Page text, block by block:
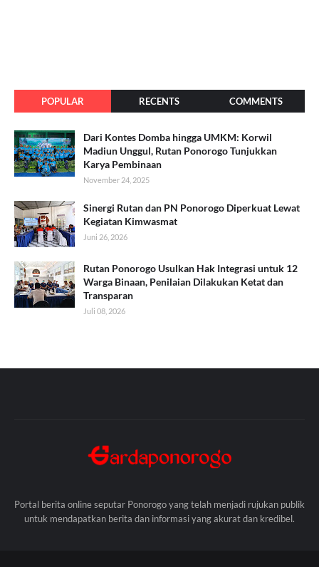
POPULAR RECENTS COMMENTS
Dari Kontes Domba hingga UMKM: Korwil
Madiun Unggul, Rutan Ponorogo Tunjukkan
Karya Pembinaan
November 24, 2025
Sinergi Rutan dan PN Ponorogo Diperkuat Lewat
Kegiatan Kimwasmat
Juni 26, 2026
Rutan Ponorogo Usulkan Hak Integrasi untuk 12
Warga Binaan, Penilaian Dilakukan Ketat dan
Transparan
Juli 08, 2026
Portal berita online seputar Ponorogo yang telah menjadi rujukan publik
untuk mendapatkan berita dan informasi yang akurat dan kredibel.